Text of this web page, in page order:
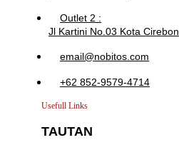
Outlet 2 :
Jl Kartini No.03 Kota Cirebon
email@nobitos.com
+62 852-9579-4714
Usefull Links
TAUTAN